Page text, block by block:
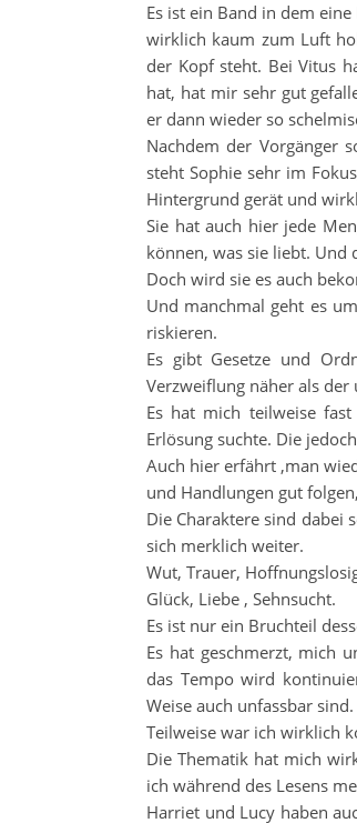
Es ist ein Band in dem
wirklich kaum zum Luft
der Kopf steht. Bei Vitus
hat, hat mir sehr gut
er dann wieder so
Nachdem der Vorgänger
steht Sophie sehr im
Hintergrund gerät und
Sie hat auch hier jede
können, was sie liebt. Und
Doch wird sie es auch
Und manchmal geht es
riskieren.
Es gibt Gesetze und
Verzweiflung näher als der
Es hat mich teilweise
Erlösung suchte. Die
Auch hier erfährt ,man
und Handlungen gut
Die Charaktere sind dabei
sich merklich weiter.
Wut, Trauer,
Glück, Liebe , Sehnsucht.
Es ist nur ein Bruchteil
Es hat geschmerzt, mich
das Tempo wird
Weise auch unfassbar sind.
Teilweise war ich wirklich
Die Thematik hat mich
ich während des Lesens
Harriet und Lucy haben